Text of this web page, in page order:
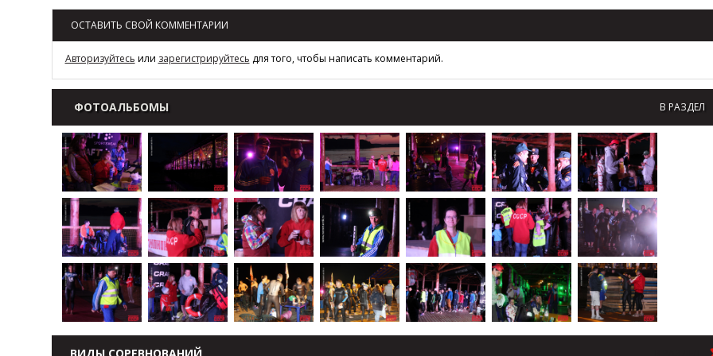
ОСТАВИТЬ СВОЙ КОММЕНТАРИИ
Авторизуйтесь или зарегистрируйтесь для того, чтобы написать комментарий.
ФОТОАЛЬБОМЫ В РАЗДЕЛ